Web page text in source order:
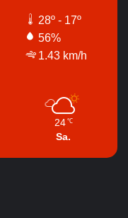
28º - 17º
56%
1.43 km/h
24 ℃
Sa.